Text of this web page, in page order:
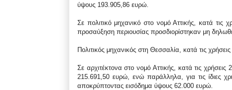
ύψους 193.905,86 ευρώ.
Σε πολιτικό μηχανικό στο νομό Αττικής, κατά
προσαύξηση περιουσίας προσδιορίστηκαν μη
Πολιτικός μηχανικός στη Θεσσαλία, κατά τις
Σε αρχιτέκτονα στο νομό Αττικής, κατά τις
215.691,50 ευρώ, ενώ παράλληλα, για τις ίδιες
αποκρύπτοντας εισόδημα ύψους 62.000 ευρώ.